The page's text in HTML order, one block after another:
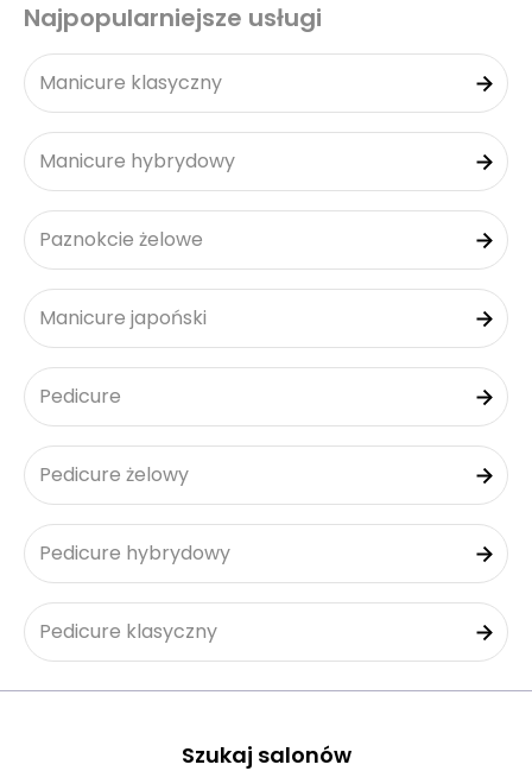
Najpopularniejsze usługi
Manicure klasyczny
Manicure hybrydowy
Paznokcie żelowe
Manicure japoński
Pedicure
Pedicure żelowy
Pedicure hybrydowy
Pedicure klasyczny
Szukaj salonów